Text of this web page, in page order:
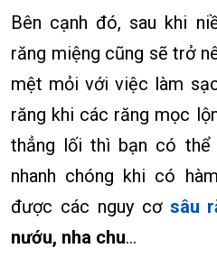
Bên cạnh đó, sau khi
răng miệng cũng sẽ trở
mệt mỏi với việc làm
răng khi các răng mọc
thẳng lối thì bạn có thể
nhanh chóng khi có
được các nguy cơ sâu
nướu, nha chu…